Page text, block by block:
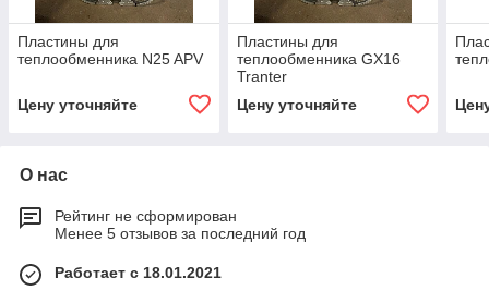
Пластины для
теплообменника N25 APV
Цену уточняйте
Пластины для
теплообменника GX16
Tranter
Цену уточняйте
О нас
Рейтинг не сформирован
Менее 5 отзывов за последний год
Работает с 18.01.2021